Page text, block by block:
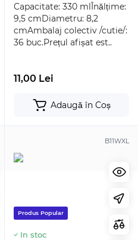
Capacitate: 330 mlÎnălțime:
9,5 cmDiametru: 8,2
cmAmbalaj colectiv /cutie/:
36 buc.Prețul afișat est..
11,00 Lei
Adaugă în Coș
B11WXL
Produs Popular
In stoc